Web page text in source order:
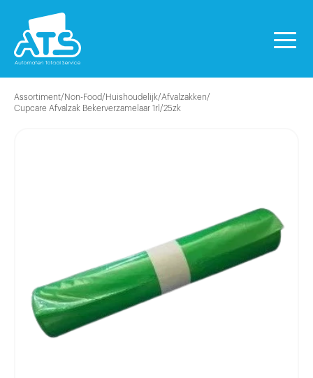
Assortiment/Non-Food/Huishoudelijk/Afvalzakken/
Cupcare Afvalzak Bekerverzamelaar 1rl/25zk